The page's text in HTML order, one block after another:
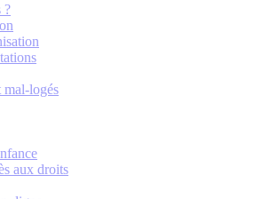
?
mal-logés
aux droits